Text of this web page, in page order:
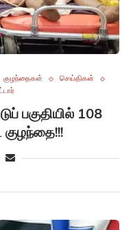
குழந்தைகள்
செய்திகள்
பகுதியில் 108